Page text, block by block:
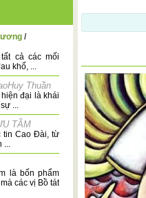
/
cả các mối
khổ, ...
Thuần
đại là khái
...
TẦM
tin Cao Đài, từ
...
là bốn phẩm
các vị Bồ tát